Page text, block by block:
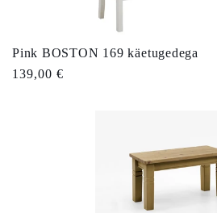
t
s
Pink BOSTON 169 käetugedega
Tavahind
139,00 €